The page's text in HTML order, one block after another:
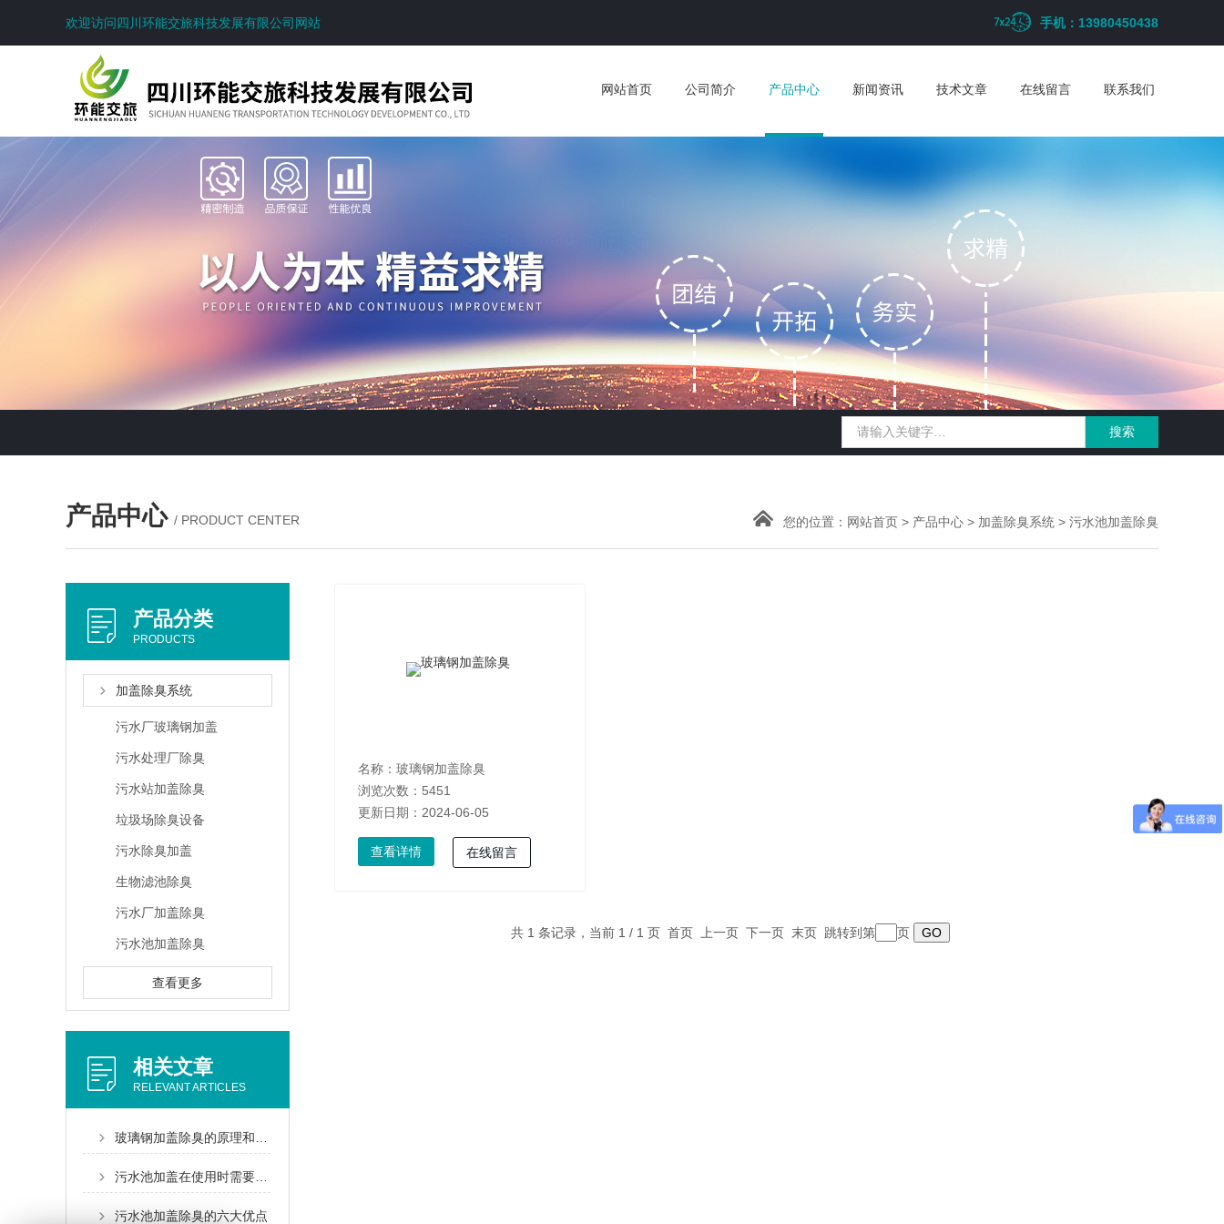
欢迎访问四川环能交旅科技发展有限公司网站 手机：13980450438
网站首页 公司简介 产品中心 新闻资讯 技术文章 在线留言 联系我们
产品中心 / PRODUCT CENTER 您的位置： 网站首页 > 产品中心 > 加盖除臭系统 > 污水池加盖除臭
产品分类
PRODUCTS
加盖除臭系统
污水厂玻璃钢加盖
污水处理厂除臭
污水站加盖除臭
垃圾场除臭设备
污水除臭加盖
生物滤池除臭
污水厂加盖除臭
污水池加盖除臭
查看更多
相关文章
RELEVANT ARTICLES
污水池加盖除臭的六大优点
名称：玻璃钢加盖除臭
浏览次数：5451
更新日期：2024-06-05
查看详情 在线留言
共 1 条记录，当前 1 / 1 页 首页 上一页 下一页 末页 跳转到第 页